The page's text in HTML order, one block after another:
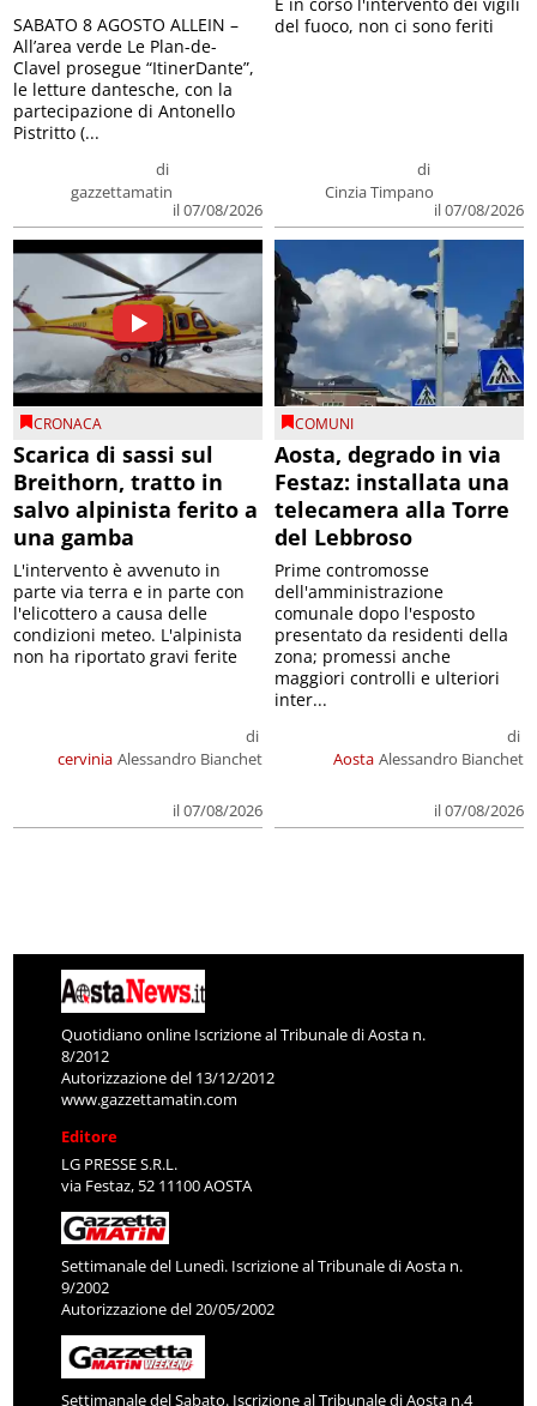
di
gazzettamatin
il 07/08/2026
SABATO 8 AGOSTO ALLEIN –
All’area verde Le Plan-de-
Clavel prosegue “ItinerDante”,
le letture dantesche, con la
partecipazione di Antonello
Pistritto (...
di
Cinzia Timpano
il 07/08/2026
del fuoco, non ci sono feriti
CRONACA
Scarica di sassi sul
Breithorn, tratto in
salvo alpinista ferito a
una gamba
cervinia
di
Alessandro Bianchet
il 07/08/2026
L'intervento è avvenuto in
parte via terra e in parte con
l'elicottero a causa delle
condizioni meteo. L'alpinista
non ha riportato gravi ferite
COMUNI
Aosta, degrado in via
Festaz: installata una
telecamera alla Torre
del Lebbroso
Aosta
di
Alessandro Bianchet
il 07/08/2026
Prime contromosse
dell'amministrazione
comunale dopo l'esposto
presentato da residenti della
zona; promessi anche
maggiori controlli e ulteriori
inter...
Quotidiano online Iscrizione al Tribunale di Aosta n.
8/2012
Autorizzazione del 13/12/2012
www.gazzettamatin.com
Editore
LG PRESSE S.R.L.
via Festaz, 52 11100 AOSTA
Settimanale del Lunedì. Iscrizione al Tribunale di Aosta n.
9/2002
Autorizzazione del 20/05/2002
Settimanale del Sabato. Iscrizione al Tribunale di Aosta n.4